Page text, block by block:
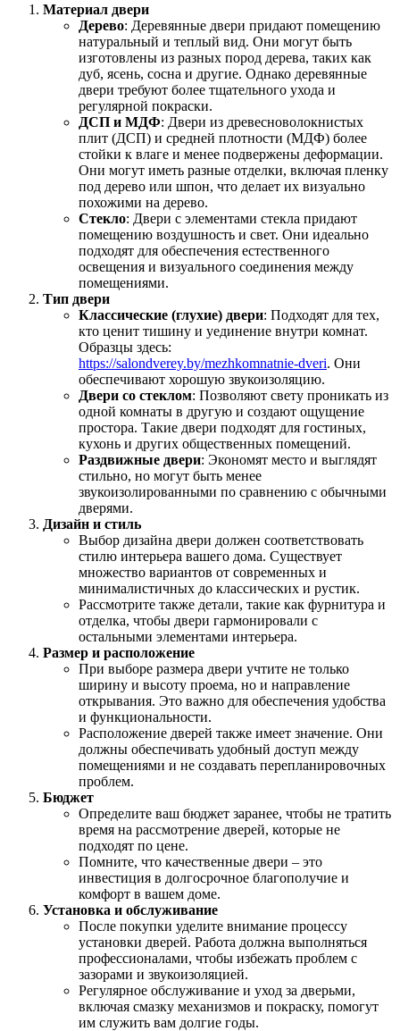
Материал двери
Дерево: Деревянные двери придают помещению
натуральный и теплый вид. Они могут быть
изготовлены из разных пород дерева, таких как
дуб, ясень, сосна и другие. Однако деревянные
двери требуют более тщательного ухода и
регулярной покраски.
ДСП и МДФ: Двери из древесноволокнистых
плит (ДСП) и средней плотности (МДФ) более
стойки к влаге и менее подвержены деформации.
Они могут иметь разные отделки, включая пленку
под дерево или шпон, что делает их визуально
похожими на дерево.
Стекло: Двери с элементами стекла придают
помещению воздушность и свет. Они идеально
подходят для обеспечения естественного
освещения и визуального соединения между
помещениями.
Тип двери
Классические (глухие) двери: Подходят для тех,
кто ценит тишину и уединение внутри комнат.
Образцы здесь:
https://salondverey.by/mezhkomnatnie-dveri. Они
обеспечивают хорошую звукоизоляцию.
Двери со стеклом: Позволяют свету проникать из
одной комнаты в другую и создают ощущение
простора. Такие двери подходят для гостиных,
кухонь и других общественных помещений.
Раздвижные двери: Экономят место и выглядят
стильно, но могут быть менее
звукоизолированными по сравнению с обычными
дверями.
Дизайн и стиль
Выбор дизайна двери должен соответствовать
стилю интерьера вашего дома. Существует
множество вариантов от современных и
минималистичных до классических и рустик.
Рассмотрите также детали, такие как фурнитура и
отделка, чтобы двери гармонировали с
остальными элементами интерьера.
Размер и расположение
При выборе размера двери учтите не только
ширину и высоту проема, но и направление
открывания. Это важно для обеспечения удобства
и функциональности.
Расположение дверей также имеет значение. Они
должны обеспечивать удобный доступ между
помещениями и не создавать перепланировочных
проблем.
Бюджет
Определите ваш бюджет заранее, чтобы не тратить
время на рассмотрение дверей, которые не
подходят по цене.
Помните, что качественные двери – это
инвестиция в долгосрочное благополучие и
комфорт в вашем доме.
Установка и обслуживание
После покупки уделите внимание процессу
установки дверей. Работа должна выполняться
профессионалами, чтобы избежать проблем с
зазорами и звукоизоляцией.
Регулярное обслуживание и уход за дверьми,
включая смазку механизмов и покраску, помогут
им служить вам долгие годы.